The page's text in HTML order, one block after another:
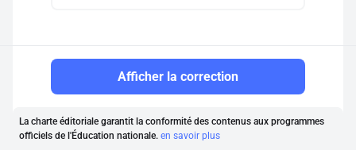
Afficher la correction
La charte éditoriale garantit la conformité des contenus aux programmes
officiels de l'Éducation nationale. en savoir plus